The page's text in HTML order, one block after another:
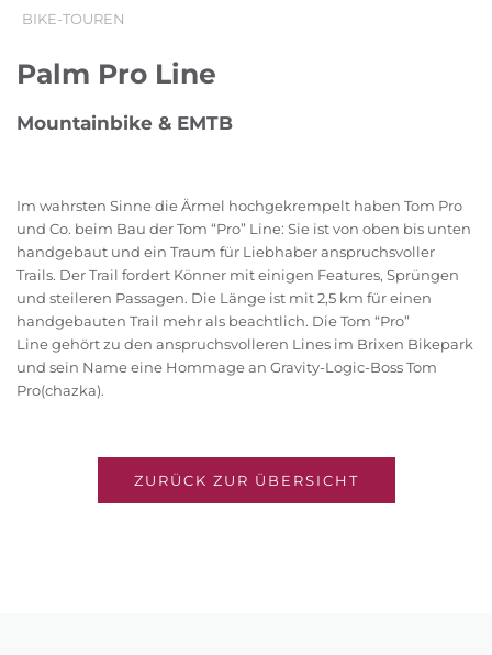
BIKE-TOUREN
Palm Pro Line
Mountainbike & EMTB
Im wahrsten Sinne die Ärmel hochgekrempelt haben Tom Pro
und Co. beim Bau der Tom “Pro” Line: Sie ist von oben bis unten
handgebaut und ein Traum für Liebhaber anspruchsvoller
Trails. Der Trail fordert Könner mit einigen Features, Sprüngen
und steileren Passagen. Die Länge ist mit 2,5 km für einen
handgebauten Trail mehr als beachtlich. Die Tom “Pro”
Line gehört zu den anspruchsvolleren Lines im Brixen Bikepark
und sein Name eine Hommage an Gravity-Logic-Boss Tom
Pro(chazka).
ZURÜCK ZUR ÜBERSICHT